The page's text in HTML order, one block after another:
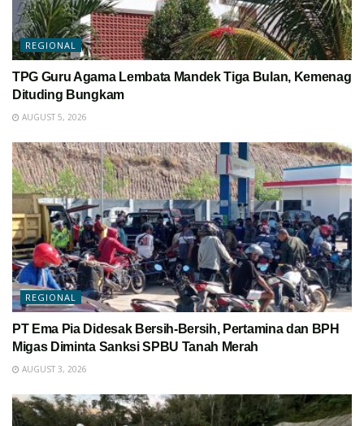
REGIONAL
TPG Guru Agama Lembata Mandek Tiga Bulan, Kemenag
Dituding Bungkam
AUGUST 5, 2026
REGIONAL
PT Ema Pia Didesak Bersih-Bersih, Pertamina dan BPH
Migas Diminta Sanksi SPBU Tanah Merah
AUGUST 3, 2026